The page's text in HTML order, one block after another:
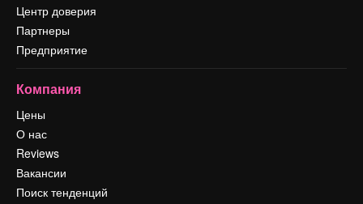
Центр доверия
Партнеры
Предприятие
Компания
Цены
О нас
Reviews
Вакансии
Поиск тенденций